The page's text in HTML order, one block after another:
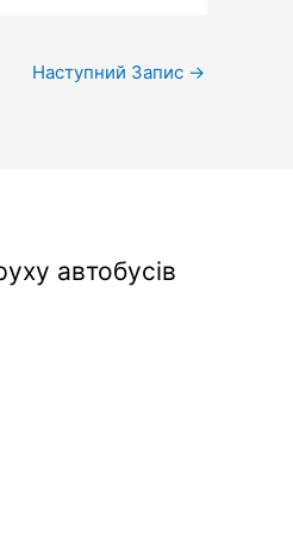
Наступний Запис →
автобусів